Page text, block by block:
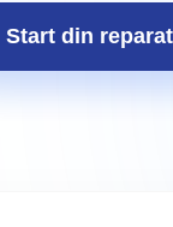
Start din